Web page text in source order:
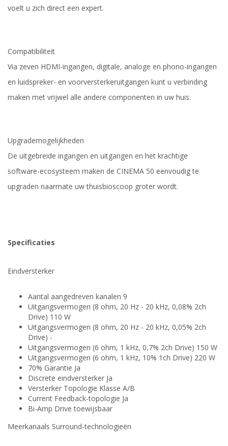
voelt u zich direct een expert.
Compatibiliteit
Via zeven HDMI-ingangen, digitale, analoge en phono-ingangen
en luidspreker- en voorversterkeruitgangen kunt u verbinding
maken met vrijwel alle andere componenten in uw huis.
Upgrademogelijkheden
De uitgebreide ingangen en uitgangen en het krachtige
software-ecosysteem maken de CINEMA 50 eenvoudig te
upgraden naarmate uw thuisbioscoop groter wordt.
Specificaties
Eindversterker
Aantal aangedreven kanalen 9
Uitgangsvermogen (8 ohm, 20 Hz - 20 kHz, 0,08% 2ch
Drive) 110 W
Uitgangsvermogen (8 ohm, 20 Hz - 20 kHz, 0,05% 2ch
Drive) -
Uitgangsvermogen (6 ohm, 1 kHz, 0,7% 2ch Drive) 150 W
Uitgangsvermogen (6 ohm, 1 kHz, 10% 1ch Drive) 220 W
70% Garantie Ja
Discrete eindversterker Ja
Versterker Topologie Klasse A/B
Current Feedback-topologie Ja
Bi-Amp Drive toewijsbaar
Meerkanaals Surround-technologieën